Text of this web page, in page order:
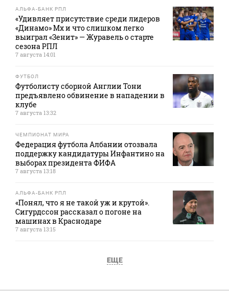
АЛЬФА-БАНК РПЛ
«Удивляет присутствие среди лидеров
«Динамо» Мх и что слишком легко
выиграл «Зенит» — Журавель о старте
сезона РПЛ
7 августа 14:01
ФУТБОЛ
Футболисту сборной Англии Тони
предъявлено обвинение в нападении в
клубе
7 августа 13:32
ЧЕМПИОНАТ МИРА
Федерация футбола Албании отозвала
поддержку кандидатуры Инфантино на
выборах президента ФИФА
7 августа 13:18
АЛЬФА-БАНК РПЛ
«Понял, что я не такой уж и крутой».
Сигурдссон рассказал о погоне на
машинах в Краснодаре
7 августа 13:15
ЕЩЕ